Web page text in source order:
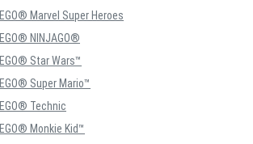
LEGO® Marvel Super Heroes
LEGO® NINJAGO®
LEGO® Star Wars™
LEGO® Super Mario™
LEGO® Technic
LEGO® Monkie Kid™